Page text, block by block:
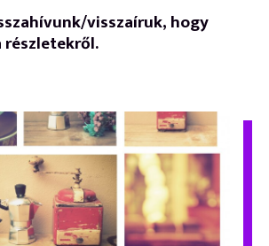
visszaíruk, hogy
részletekről.